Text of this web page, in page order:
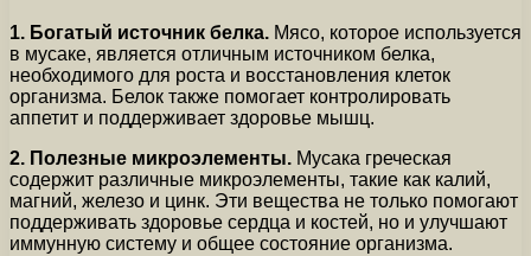
1. Богатый источник белка. Мясо, которое используется
в мусаке, является отличным источником белка,
необходимого для роста и восстановления клеток
организма. Белок также помогает контролировать
аппетит и поддерживает здоровье мышц.
2. Полезные микроэлементы. Мусака греческая
содержит различные микроэлементы, такие как калий,
магний, железо и цинк. Эти вещества не только помогают
поддерживать здоровье сердца и костей, но и улучшают
иммунную систему и общее состояние организма.